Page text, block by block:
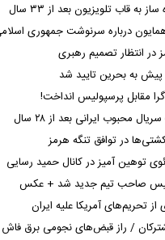
قاب تلویزیون بعد از ۳۳ سال
درباره سرنوشت جمهوری
در انتظار تصمیم رهبری
به بحرین تایید شد
مقابل پرسپولیس انداخت!
محبوب ایرانی بعد از ۲۸ سال
در توافق تنگه هرمز
توهین آمیز در کانال حمید رسایی
صاحب تیم جدید شد + عکس
تحریم‌های آمریکا علیه ایران
/ راز قبض‌های نجومی برق